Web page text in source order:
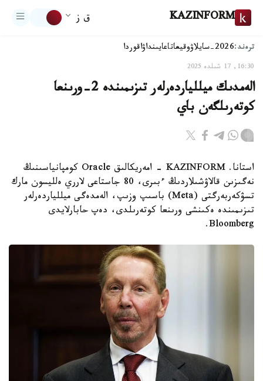
KAZINFORM ق ز
ترەند:2026-سايلاۋ وقيعاتاعايىنداۋاقوردا
16:30, 17 شىلدە 2025
الەمدىك ميللياردەرلەر تىزىمىندە 2-ورىنعا
كوتەرىلگەن باي
استانا. KAZINFORM - امەريكالىق Oracle كومپانياسىنىڭ
نەگىزىن قالاۋشىلاردىڭ ءبىرى، 80 جاستاعى لارري ەلليسون مارك
تسۋكەربەرگتى (Meta) باسىپ وزىپ، الەمدەگى ميللياردەرلەر
تىزىمىندە ەكىنشى ورىنعا كوتەرىلدى، دەپ حابارلايدى
Bloomberg.